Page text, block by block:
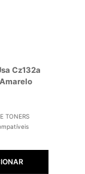
Cz132a
TONERS